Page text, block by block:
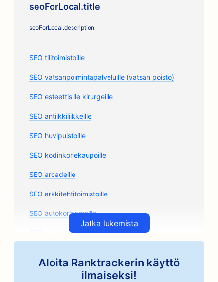
seoForLocal.title
seoForLocal.description
SEO tilitoimistoille
SEO vatsanpoimintapalveluille (vatsan poisto)
SEO esteettisille kirurgeille
SEO antiikkiliikkeille
SEO huvipuistoille
SEO kodinkonekaupoille
SEO arcadeille
SEO arkkitehtitoimistoille
SEO autokorjaamoille
SEO varaosamyymälöille
SEO autokorjaamoille
Jatka lukemista
Aloita Ranktrackerin käyttö
ilmaiseksi!